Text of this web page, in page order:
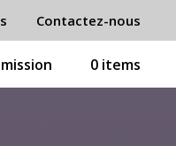
Contactez-nous
0 items